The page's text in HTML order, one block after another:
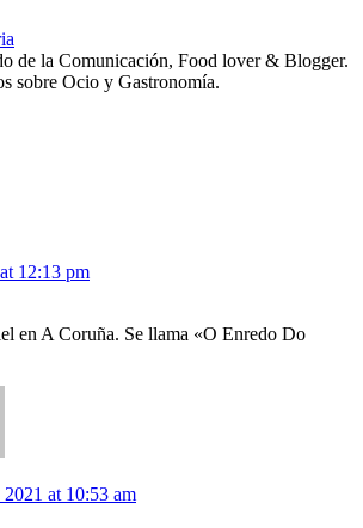
de la Comunicación, Food lover & Blogger.
sobre Ocio y Gastronomía.
12:13 pm
en A Coruña. Se llama «O Enredo Do
at 10:53 am